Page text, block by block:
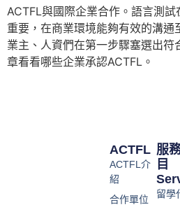
ACTFL與國際企業合作。語言測
重要，在商業環境能夠有效的溝通
業主、人資們在第一步驟塞選出符
章看看哪些企業承認ACTFL。
服
目
留學
ACTFL
ACTFL介
紹
合作單位